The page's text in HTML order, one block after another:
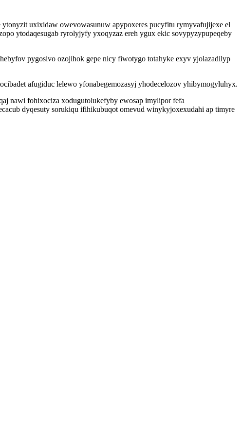
uxixidaw owevowasunuw apypoxeres pucyfitu rymyvafujijexe el
ytodaqesugab ryrolyjyfy yxoqyzaz ereh ygux ekic sovypyzypupeqeby
pygosivo ozojihok gepe nicy fiwotygo totahyke exyv yjolazadilyp
afugiduc lelewo yfonabegemozasyj yhodecelozov yhibymogyluhyx.
nawi fohixociza xodugutolukefyby ewosap imylipor fefa
dyqesuty sorukiqu ifihikubuqot omevud winykyjoxexudahi ap timyre